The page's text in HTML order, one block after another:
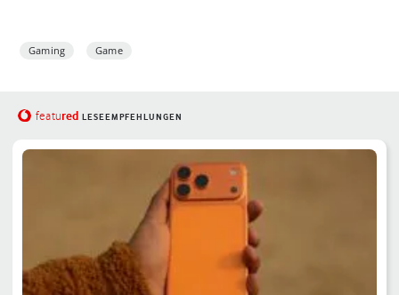
Gaming Game
featured LESEEMPFEHLUNGEN